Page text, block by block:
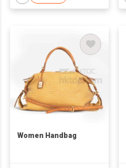
Women Handbag